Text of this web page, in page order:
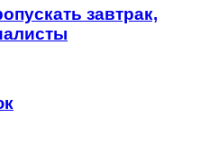
завтрак,